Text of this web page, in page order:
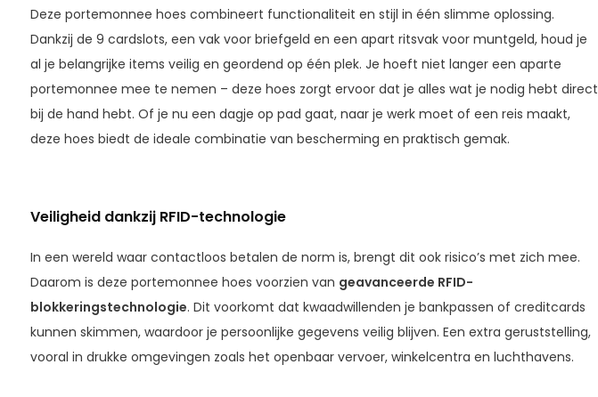
Deze portemonnee hoes combineert functionaliteit en stijl in één slimme oplossing.
Dankzij de 9 cardslots, een vak voor briefgeld en een apart ritsvak voor muntgeld, houd je
al je belangrijke items veilig en geordend op één plek. Je hoeft niet langer een aparte
portemonnee mee te nemen – deze hoes zorgt ervoor dat je alles wat je nodig hebt direct
bij de hand hebt. Of je nu een dagje op pad gaat, naar je werk moet of een reis maakt,
deze hoes biedt de ideale combinatie van bescherming en praktisch gemak.
Veiligheid dankzij RFID-technologie
In een wereld waar contactloos betalen de norm is, brengt dit ook risico’s met zich mee.
Daarom is deze portemonnee hoes voorzien van geavanceerde RFID-
blokkeringstechnologie. Dit voorkomt dat kwaadwillenden je bankpassen of creditcards
kunnen skimmen, waardoor je persoonlijke gegevens veilig blijven. Een extra geruststelling,
vooral in drukke omgevingen zoals het openbaar vervoer, winkelcentra en luchthavens.